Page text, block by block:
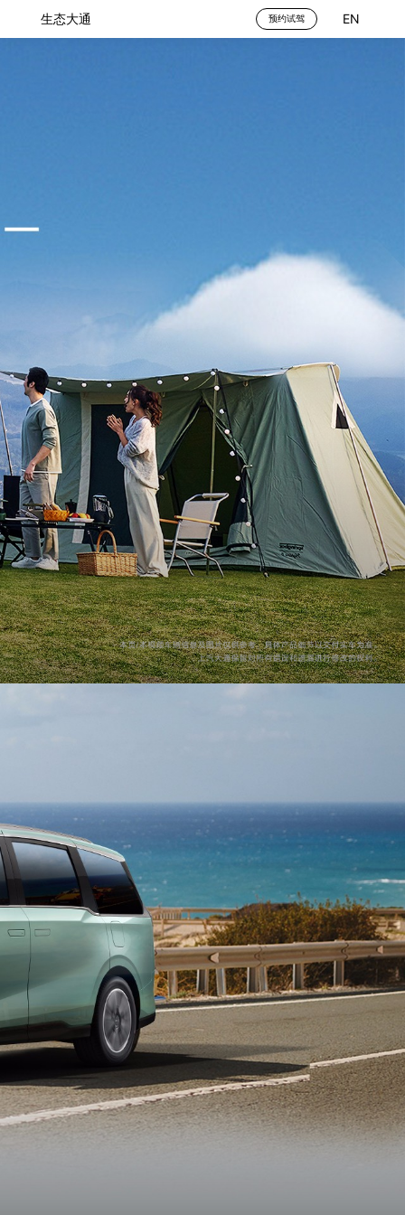
生态大通 预约试驾 EN